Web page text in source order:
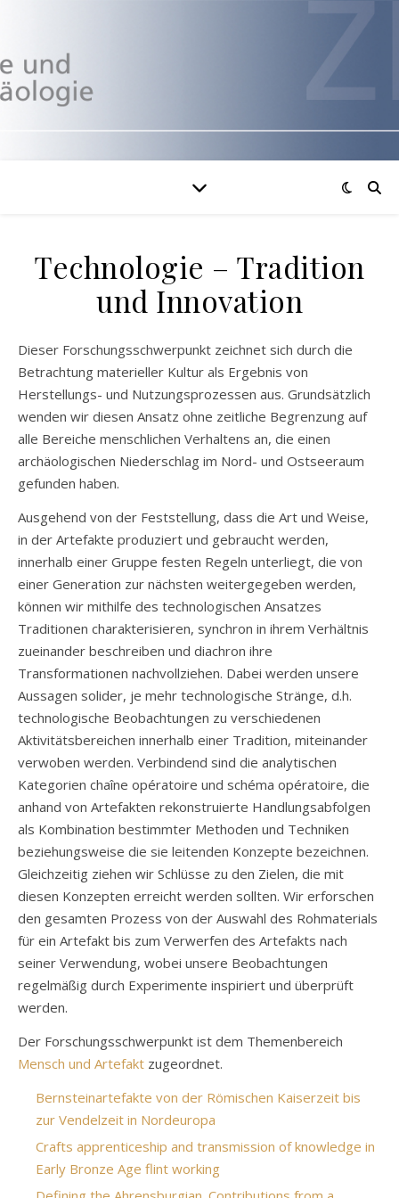
Technologie – Tradition
und Innovation
Dieser Forschungsschwerpunkt zeichnet sich durch die
Betrachtung materieller Kultur als Ergebnis von
Herstellungs- und Nutzungsprozessen aus. Grundsätzlich
wenden wir diesen Ansatz ohne zeitliche Begrenzung auf
alle Bereiche menschlichen Verhaltens an, die einen
archäologischen Niederschlag im Nord- und Ostseeraum
gefunden haben.
Ausgehend von der Feststellung, dass die Art und Weise,
in der Artefakte produziert und gebraucht werden,
innerhalb einer Gruppe festen Regeln unterliegt, die von
einer Generation zur nächsten weitergegeben werden,
können wir mithilfe des technologischen Ansatzes
Traditionen charakterisieren, synchron in ihrem Verhältnis
zueinander beschreiben und diachron ihre
Transformationen nachvollziehen. Dabei werden unsere
Aussagen solider, je mehr technologische Stränge, d.h.
technologische Beobachtungen zu verschiedenen
Aktivitätsbereichen innerhalb einer Tradition, miteinander
verwoben werden. Verbindend sind die analytischen
Kategorien chaîne opératoire und schéma opératoire, die
anhand von Artefakten rekonstruierte Handlungsabfolgen
als Kombination bestimmter Methoden und Techniken
beziehungsweise die sie leitenden Konzepte bezeichnen.
Gleichzeitig ziehen wir Schlüsse zu den Zielen, die mit
diesen Konzepten erreicht werden sollten. Wir erforschen
den gesamten Prozess von der Auswahl des Rohmaterials
für ein Artefakt bis zum Verwerfen des Artefakts nach
seiner Verwendung, wobei unsere Beobachtungen
regelmäßig durch Experimente inspiriert und überprüft
werden.
Der Forschungsschwerpunkt ist dem Themenbereich
Mensch und Artefakt zugeordnet.
Bernsteinartefakte von der Römischen Kaiserzeit bis
zur Vendelzeit in Nordeuropa
Crafts apprenticeship and transmission of knowledge in
Early Bronze Age flint working